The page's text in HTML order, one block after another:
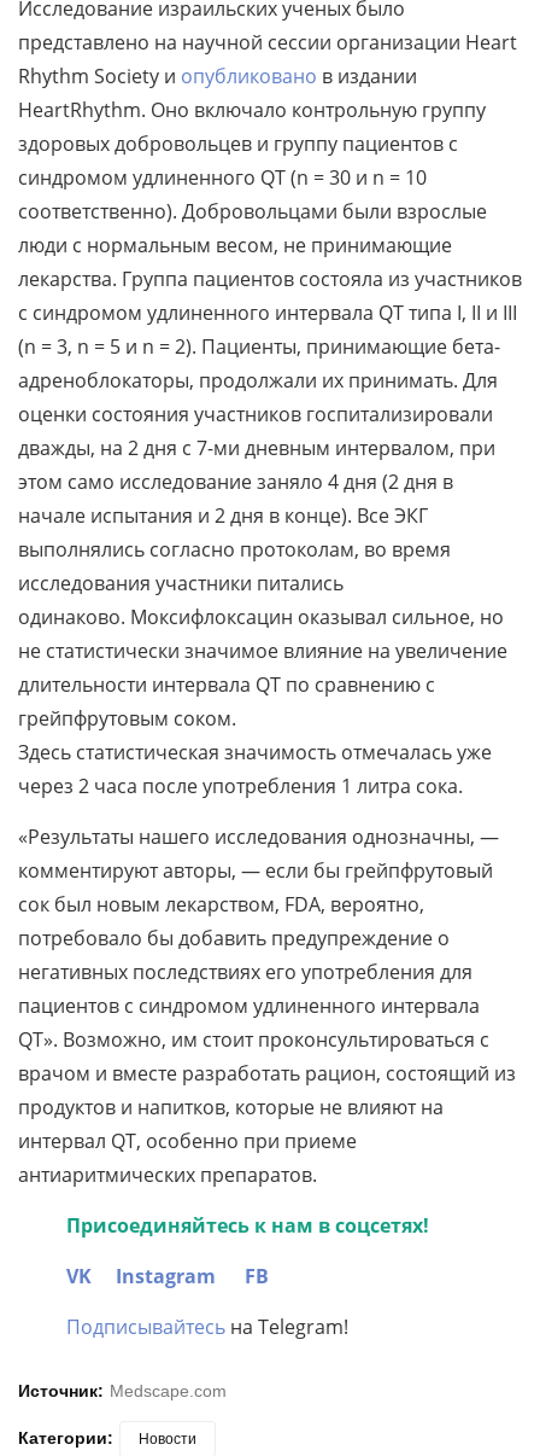
Исследование израильских ученых было
представлено на научной сессии организации Heart
Rhythm Society и опубликовано в издании
HeartRhythm. Оно включало контрольную группу
здоровых добровольцев и группу пациентов с
синдромом удлиненного QT (n = 30 и n = 10
соответственно). Добровольцами были взрослые
люди с нормальным весом, не принимающие
лекарства. Группа пациентов состояла из участников
с синдромом удлиненного интервала QT типа I, II и III
(n = 3, n = 5 и n = 2). Пациенты, принимающие бета-
адреноблокаторы, продолжали их принимать. Для
оценки состояния участников госпитализировали
дважды, на 2 дня с 7-ми дневным интервалом, при
этом само исследование заняло 4 дня (2 дня в
начале испытания и 2 дня в конце). Все ЭКГ
выполнялись согласно протоколам, во время
исследования участники питались
одинаково. Моксифлоксацин оказывал сильное, но
не статистически значимое влияние на увеличение
длительности интервала QT по сравнению с
грейпфрутовым соком.
Здесь статистическая значимость отмечалась уже
через 2 часа после употребления 1 литра сока.
«Результаты нашего исследования однозначны, —
комментируют авторы, — если бы грейпфрутовый
сок был новым лекарством, FDA, вероятно,
потребовало бы добавить предупреждение о
негативных последствиях его употребления для
пациентов с синдромом удлиненного интервала
QT». Возможно, им стоит проконсультироваться с
врачом и вместе разработать рацион, состоящий из
продуктов и напитков, которые не влияют на
интервал QT, особенно при приеме
антиаритмических препаратов.
Присоединяйтесь к нам в соцсетях!
VK
Instagram
FB
Подписывайтесь на Telegram!
Источник: Medscape.com
Категории: Новости